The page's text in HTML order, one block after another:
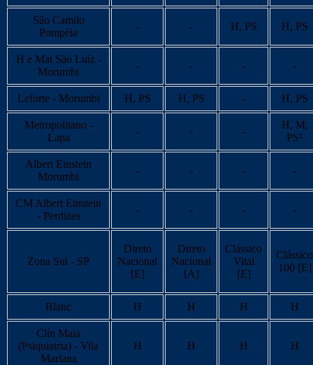
São Camilo
Pompéia
- - H, PS H, PS
H e Mat São Luíz -
Morumbi
- - - -
Leforte - Morumbi H, PS H, PS - H, PS
Metropolitano -
Lapa
- - -
H, M,
PS¹
Albert Einstein
Morumbi
- - - -
CM Albert Einstein
- Perdizes
- - - -
Zona Sul - SP
Direto
Nacional
[E]
Direto
Nacional
[A]
Clássico
Vital
[E]
Clássico
100 [E]
Blanc H H H H
Clín Maia
(Psiquiatria) - Vila
Mariana
H H H H